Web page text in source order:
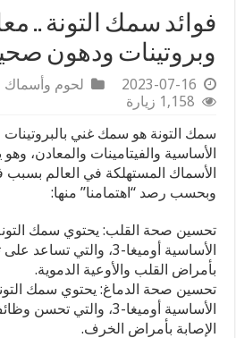
فوائد سمك التونة ..
وبروتينات ودهون
2023-07-16 لحوم وأسماك
1,158 زيارة
سمك التونة هو سمك غني بالبروتينات
الأساسية والفيتامينات والمعادن،
الأسماك المستهلكة في العالم بسبب
وبحسب رصد “اهتمامنا” منها:
تحسين صحة القلب: يحتوي سمك
الأساسية أوميغا-3، والتي
بأمراض القلب والأوعية الدموية.
تحسين صحة الدماغ: يحتوي سمك
الأساسية أوميغا-3،
الإصابة بأمراض الخرف.